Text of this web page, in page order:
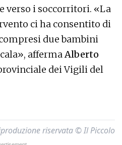
verso i soccorritori. «La
ci ha consentito di
due bambini
affermaAlberto
dei Vigili del
riservata © Il Piccolo